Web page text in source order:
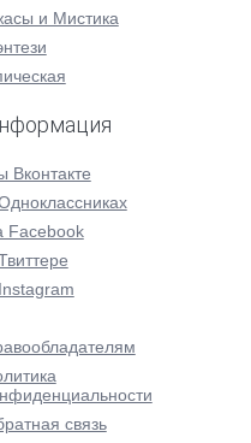
и Мистика
Вконтакте
Facebook
связь